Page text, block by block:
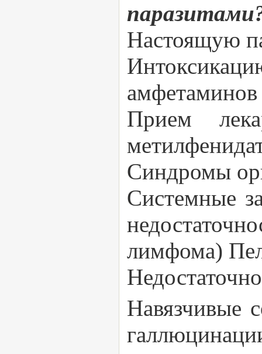
Настоящую
Прием
Синдромы
Системные
лимфома)
Навязчивые